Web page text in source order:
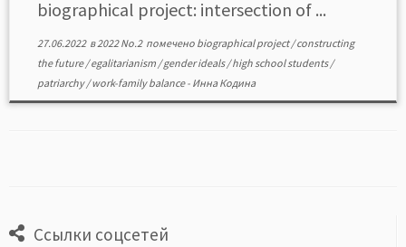
biographical project: intersection of ...
27.06.2022в2022 No.2 помечено biographical project/constructing
the future/egalitarianism /gender ideals/high school students/
patriarchy/work-family balance- Инна Кодина
Ссылки соцсетей